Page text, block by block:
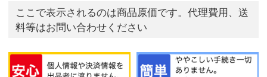
ここで表示されるのは商品原価です。代理費用、送
料等はお問い合わせください